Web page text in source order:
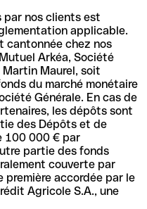
par nos clients est
applicable.
cantonnée chez nos
Arkéa, Société
Maurel, soit
du marché monétaire
Générale. En cas de
les dépôts sont
des Dépôts et de
100 000 € par
partie des fonds
couverte par
première accordée par le
Agricole S.A., une